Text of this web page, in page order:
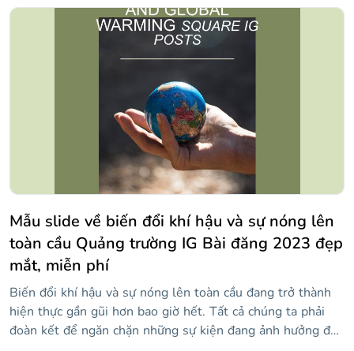
sinh của mình và giúp họ nhận thức được thực tế ô nhiễm
và cách chúng ta vẫn có thời gian với những cử chỉ nhỏ,
cứu hành tinh. Một cử chỉ nhỏ? Chà, bạn có thể tải xuống
tím, hình ảnh liên quan đến chủ đề, thông tin về việc sử
dụng chất thải nhựa và hơn thế nữa!
Mẫu slide về biến đổi khí hậu và sự nóng lên
toàn cầu Quảng trường IG Bài đăng 2023 đẹp
mắt, miễn phí
Biến đổi khí hậu và sự nóng lên toàn cầu đang trở thành
hiện thực gần gũi hơn bao giờ hết. Tất cả chúng ta phải
đoàn kết để ngăn chặn những sự kiện đang ảnh hưởng đến